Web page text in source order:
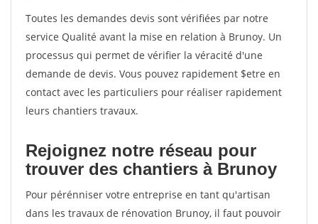
Toutes les demandes devis sont vérifiées par notre
service Qualité avant la mise en relation à Brunoy. Un
processus qui permet de vérifier la véracité d'une
demande de devis. Vous pouvez rapidement $etre en
contact avec les particuliers pour réaliser rapidement
leurs chantiers travaux.
Rejoignez notre réseau pour
trouver des chantiers à Brunoy
Pour pérénniser votre entreprise en tant qu'artisan
dans les travaux de rénovation Brunoy, il faut pouvoir